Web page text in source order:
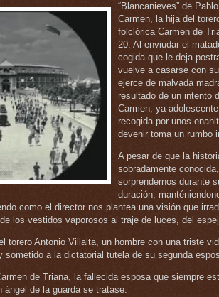
“Blancanieves” de
Carmen, la hija del
folclórica Carmen de
20. Al enviudar el
cogida que le deja
vuelve a casarse con
ejerce de malvada
resultado de un intento
Carmen, ya
recogida por unos
devenir toma un rumbo
A pesar de que la
sobradamente
sorprendernos durante
duración,
como el director nos plantea una visión que
los vestidos vaporosos al traje de luces, del
torero Antonio Villalta, un hombre con una triste
sometido a la dictatorial tutela de su segunda
de Triana, la fallecida esposa que siempre
de la guarda se tratase.